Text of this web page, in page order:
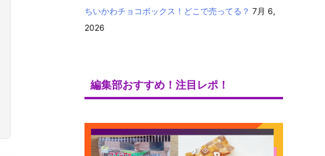
ちいかわチョコボックス！どこで売ってる？ 7月 6,
2026
編集部おすすめ！注目レポ！